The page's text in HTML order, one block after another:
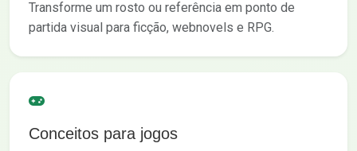
Transforme um rosto ou referência em ponto de
partida visual para ficção, webnovels e RPG.
Conceitos para jogos